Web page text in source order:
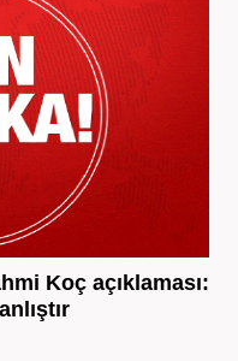
Koç açıklaması: